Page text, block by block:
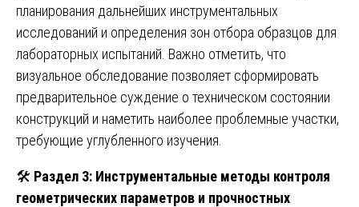
планирования дальнейших инструментальных
исследований и определения зон отбора образцов для
лабораторных испытаний. Важно отметить, что
визуальное обследование позволяет сформировать
предварительное суждение о техническом состоянии
конструкций и наметить наиболее проблемные участки,
требующие углубленного изучения.
🛠️ Раздел 3: Инструментальные методы контроля
геометрических параметров и прочностных